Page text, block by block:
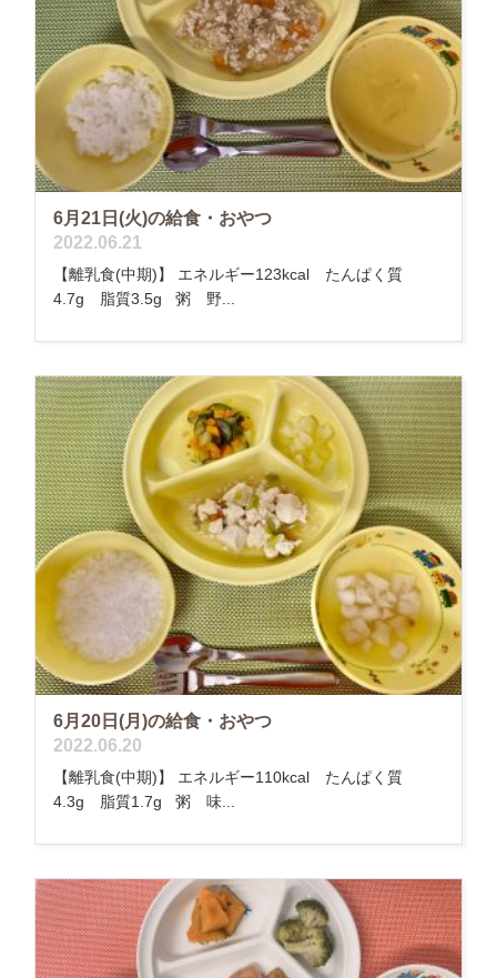
6月21日(火)の給食・おやつ
2022.06.21
【離乳食(中期)】 エネルギー123kcal たんぱく質
4.7g 脂質3.5g 粥 野...
6月20日(月)の給食・おやつ
2022.06.20
【離乳食(中期)】 エネルギー110kcal たんぱく質
4.3g 脂質1.7g 粥 味...